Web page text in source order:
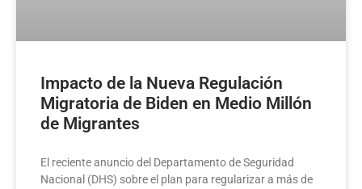
Impacto de la Nueva Regulación
Migratoria de Biden en Medio Millón
de Migrantes
El reciente anuncio del Departamento de Seguridad
Nacional (DHS) sobre el plan para regularizar a más de